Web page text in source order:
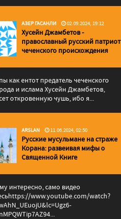
АЗЕР ГАСАНЛИ 02.09.2024, 19:12
Хусейн Джамбетов -
православный русский патриот
чеченского происхождения
как ентот предатель чеченского
и ислама Хусейн Джамбетов,
откровенную чушь, ибо я...
ARSLAN 11.06.2024, 02:50
Русские мусульмане на страже
Корана: pазвеивая мифы о
Священной Книге
интересно, само видео
www.youtube.com/watch?